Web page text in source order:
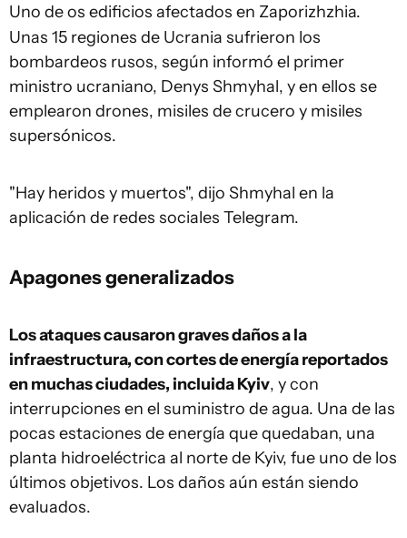
Uno de os edificios afectados en Zaporizhzhia.
Unas 15 regiones de Ucrania sufrieron los
bombardeos rusos, según informó el primer
ministro ucraniano, Denys Shmyhal, y en ellos se
emplearon drones, misiles de crucero y misiles
supersónicos.
"Hay heridos y muertos", dijo Shmyhal en la
aplicación de redes sociales Telegram.
Apagones generalizados
Los ataques causaron graves daños a la
infraestructura, con cortes de energía reportados
en muchas ciudades, incluida Kyiv, y con
interrupciones en el suministro de agua. Una de las
pocas estaciones de energía que quedaban, una
planta hidroeléctrica al norte de Kyiv, fue uno de los
últimos objetivos. Los daños aún están siendo
evaluados.